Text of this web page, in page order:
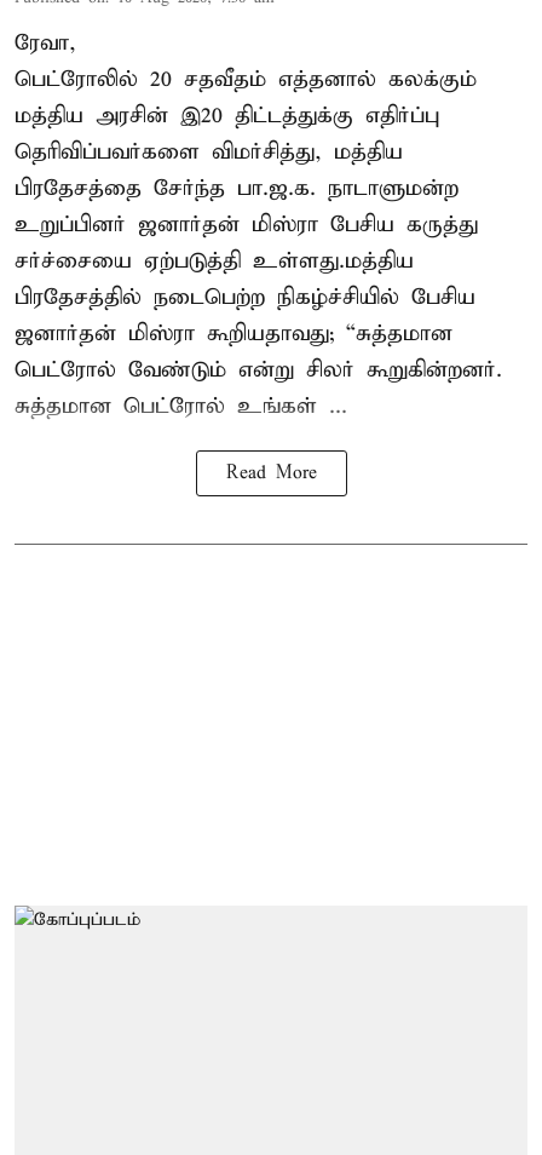
ரேவா,
பெட்ரோலில் 20 சதவீதம் எத்தனால் கலக்கும்
மத்திய அரசின் இ20 திட்டத்துக்கு எதிர்ப்பு
தெரிவிப்பவர்களை விமர்சித்து, மத்திய
பிரதேசத்தை சேர்ந்த பா.ஜ.க. நாடாளுமன்ற
உறுப்பினர் ஜனார்தன் மிஸ்ரா பேசிய கருத்து
சர்ச்சையை ஏற்படுத்தி உள்ளது.மத்திய
பிரதேசத்தில் நடைபெற்ற நிகழ்ச்சியில் பேசிய
ஜனார்தன் மிஸ்ரா கூறியதாவது; “சுத்தமான
பெட்ரோல் வேண்டும் என்று சிலர் கூறுகின்றனர்.
சுத்தமான பெட்ரோல் உங்கள் ...
Read More